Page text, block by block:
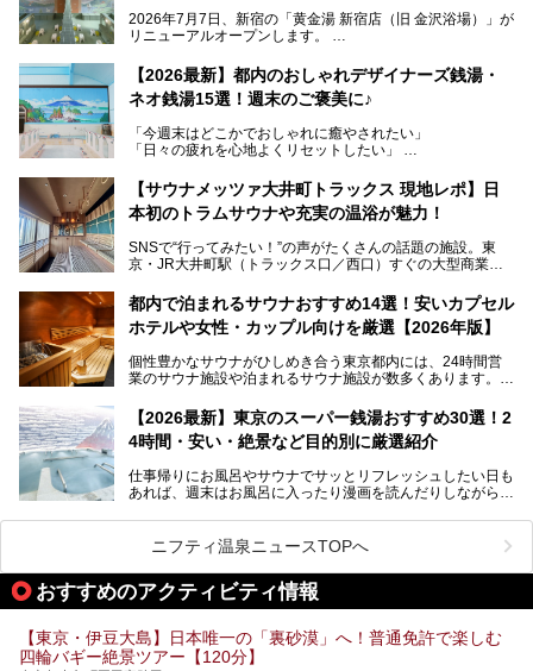
2026年7月7日、新宿の「黄金湯 新宿店（旧 金沢浴場）」が
リニューアルオープンします。
レトロでノスタルジックなタイル絵はそのまま、昔からここ
を知る地元の人にも、新しく足を運んでくれる人にも愛され
る、今の時代の"銭湯"として生まれ変わりました。洞窟のよ
ビアバーなど、新しく登場したスポットも併せて紹介しま
す。充実した設備があるのに、基本の入浴料が銭湯価格の5
【2026最新】都内のおしゃれデザイナーズ銭湯・
ネオ銭湯15選！週末のご褒美に♪
「今週末はどこかでおしゃれに癒やされたい」
「日々の疲れを心地よくリセットしたい」
となっている新しいスタイルの銭湯です。
最近、SNSやメディアで「デザイナーズ銭湯」や「ネオ銭
本記事では、そもそもこれらがどんな銭湯なのか、その気に
いおしゃれな名店15選を、おすすめの順番で一挙にご紹介
します。
【サウナメッツァ大井町トラックス 現地レポ】日
本初のトラムサウナや充実の温浴が魅力！
SNSで“行ってみたい！”の声がたくさんの話題の施設。東
京・JR大井町駅（トラックス口／西口）すぐの大型商業施
ツァ大井町トラックス」がニューオープン。施設の様子をレ
ポ―トします。
都内で泊まれるサウナおすすめ14選！安いカプセル
ホテルや女性・カップル向けを厳選【2026年版】
個性豊かなサウナがひしめき合う東京都内には、24時間営
業のサウナ施設や泊まれるサウナ施設が数多くあります。
を旅の目的とする「サ旅」や自分へのご褒美のための宿泊な
ど、自分の好きなタイミングで好きなだけサ活ができるのが
魅力です。
最近では、男性専用施設だけでなく、カップルや女性に嬉し
い個室サウナも増えてきました。
ら、特におすすめしたい施設14選をご紹介します。
してみてください。
【2026最新】東京のスーパー銭湯おすすめ30選！2
4時間・安い・絶景など目的別に厳選紹介
仕事帰りにお風呂やサウナでサッとリフレッシュしたい日も
あれば、週末はお風呂に入ったり漫画を読んだりしながら一
また、終電を逃してしまい、「このまま朝までゆっくりでき
る場所があれば」と探した経験がある人も多いのではないで
しょうか。
そこで本記事では、東京でおすすめのスーパー銭湯を、目的
24時間営業で宿泊できる施設や、1,000円以下で楽しめる安
い施設、デートや休日レジャーにもぴったりなエンタメ要素
ニフティ温泉ニュースTOPへ
おすすめのアクティビティ情報
【東京・伊豆大島】日本唯一の「裏砂漠」へ！普通免許で楽しむ
四輪バギー絶景ツアー【120分】